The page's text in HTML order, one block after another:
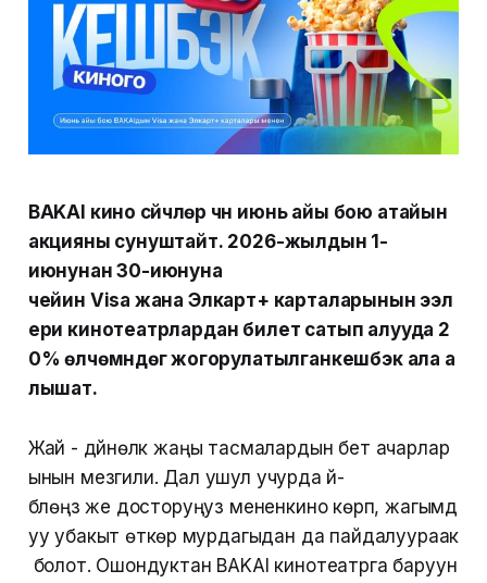
BAKAI кино сүйүүчүлөр үчүн июнь айы бою атайын
акцияны сунуштайт. 2026-жылдын 1-
июнунан 30-июнуна
чейин Visa жана Элкарт+ карталарынын ээл
ери кинотеатрлардан билет сатып алууда 2
0% өлчөмүндөгү жогорулатылганкешбэк ала а
лышат.
Жай - дүйнөлүк жаңы тасмалардын бет ачарлар
ынын мезгили. Дал ушул учурда үй-
бүлөңүз же досторуңуз мененкино көрүп, жагымд
уу убакыт өткөрүү мурдагыдан да пайдалуураак
болот. Ошондуктан BAKAI кинотеатрга баруун